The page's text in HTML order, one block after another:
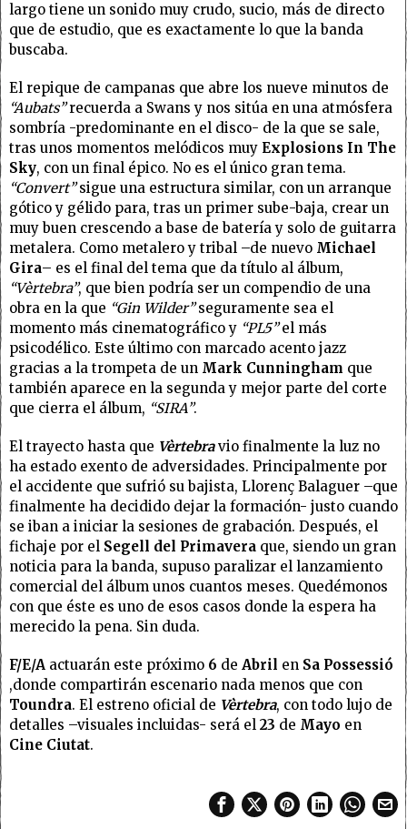
largo tiene un sonido muy crudo, sucio, más de directo
que de estudio, que es exactamente lo que la banda
buscaba.
El repique de campanas que abre los nueve minutos de
“Aubats”recuerda a Swans y nos sitúa en una atmósfera
sombría -predominante en el disco- de la que se sale,
tras unos momentos melódicos muy Explosions In The
Sky, con un final épico. No es el único gran tema.
“Convert”sigue una estructura similar, con un arranque
gótico y gélido para, tras un primer sube-baja, crear un
muy buen crescendo a base de batería y solo de guitarra
metalera. Como metalero y tribal –de nuevo Michael
Gira– es el final del tema que da título al álbum,
“Vèrtebra”, que bien podría ser un compendio de una
obra en la que “Gin Wilder”seguramente sea el
momento más cinematográfico y “PL5”el más
psicodélico. Este último con marcado acento jazz
gracias a la trompeta de un Mark Cunningham que
también aparece en la segunda y mejor parte del corte
que cierra el álbum, “SIRA”.
El trayecto hasta que Vèrtebravio finalmente la luz no
ha estado exento de adversidades. Principalmente por
el accidente que sufrió su bajista, Llorenç Balaguer –que
finalmente ha decidido dejar la formación- justo cuando
se iban a iniciar la sesiones de grabación. Después, el
fichaje por el Segell del Primavera que, siendo un gran
noticia para la banda, supuso paralizar el lanzamiento
comercial del álbum unos cuantos meses. Quedémonos
con que éste es uno de esos casos donde la espera ha
merecido la pena. Sin duda.
F/E/A actuarán este próximo 6 de Abril en Sa Possessió
,donde compartirán escenario nada menos que con
Toundra. El estreno oficial de Vèrtebra, con todo lujo de
detalles –visuales incluidas- será el 23 de Mayo en
Cine Ciutat.